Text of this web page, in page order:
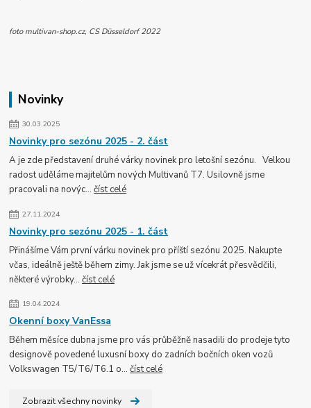
Novinky
30.03.2025
Novinky pro sezónu 2025 - 2. část
A je zde představení druhé várky novinek pro letošní sezónu. Velkou
radost uděláme majitelům nových Multivanů T7. Usilovně jsme
pracovali na novýc...číst celé
27.11.2024
Novinky pro sezónu 2025 - 1. část
Přinášíme Vám první várku novinek pro příští sezónu 2025. Nakupte
včas, ideálně ještě během zimy. Jak jsme se už vícekrát přesvědčili,
některé výrobky...číst celé
19.04.2024
Okenní boxy VanEssa
Během měsíce dubna jsme pro vás průběžně nasadili do prodeje tyto
designově povedené luxusní boxy do zadních bočních oken vozů
Volkswagen T5/T6/T6.1 o...číst celé
Zobrazit všechny novinky
foto multivan-shop.cz, CS Düsseldorf 2022